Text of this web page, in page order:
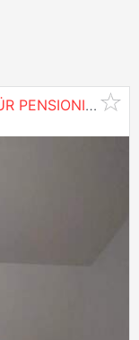
MIT BALKON!